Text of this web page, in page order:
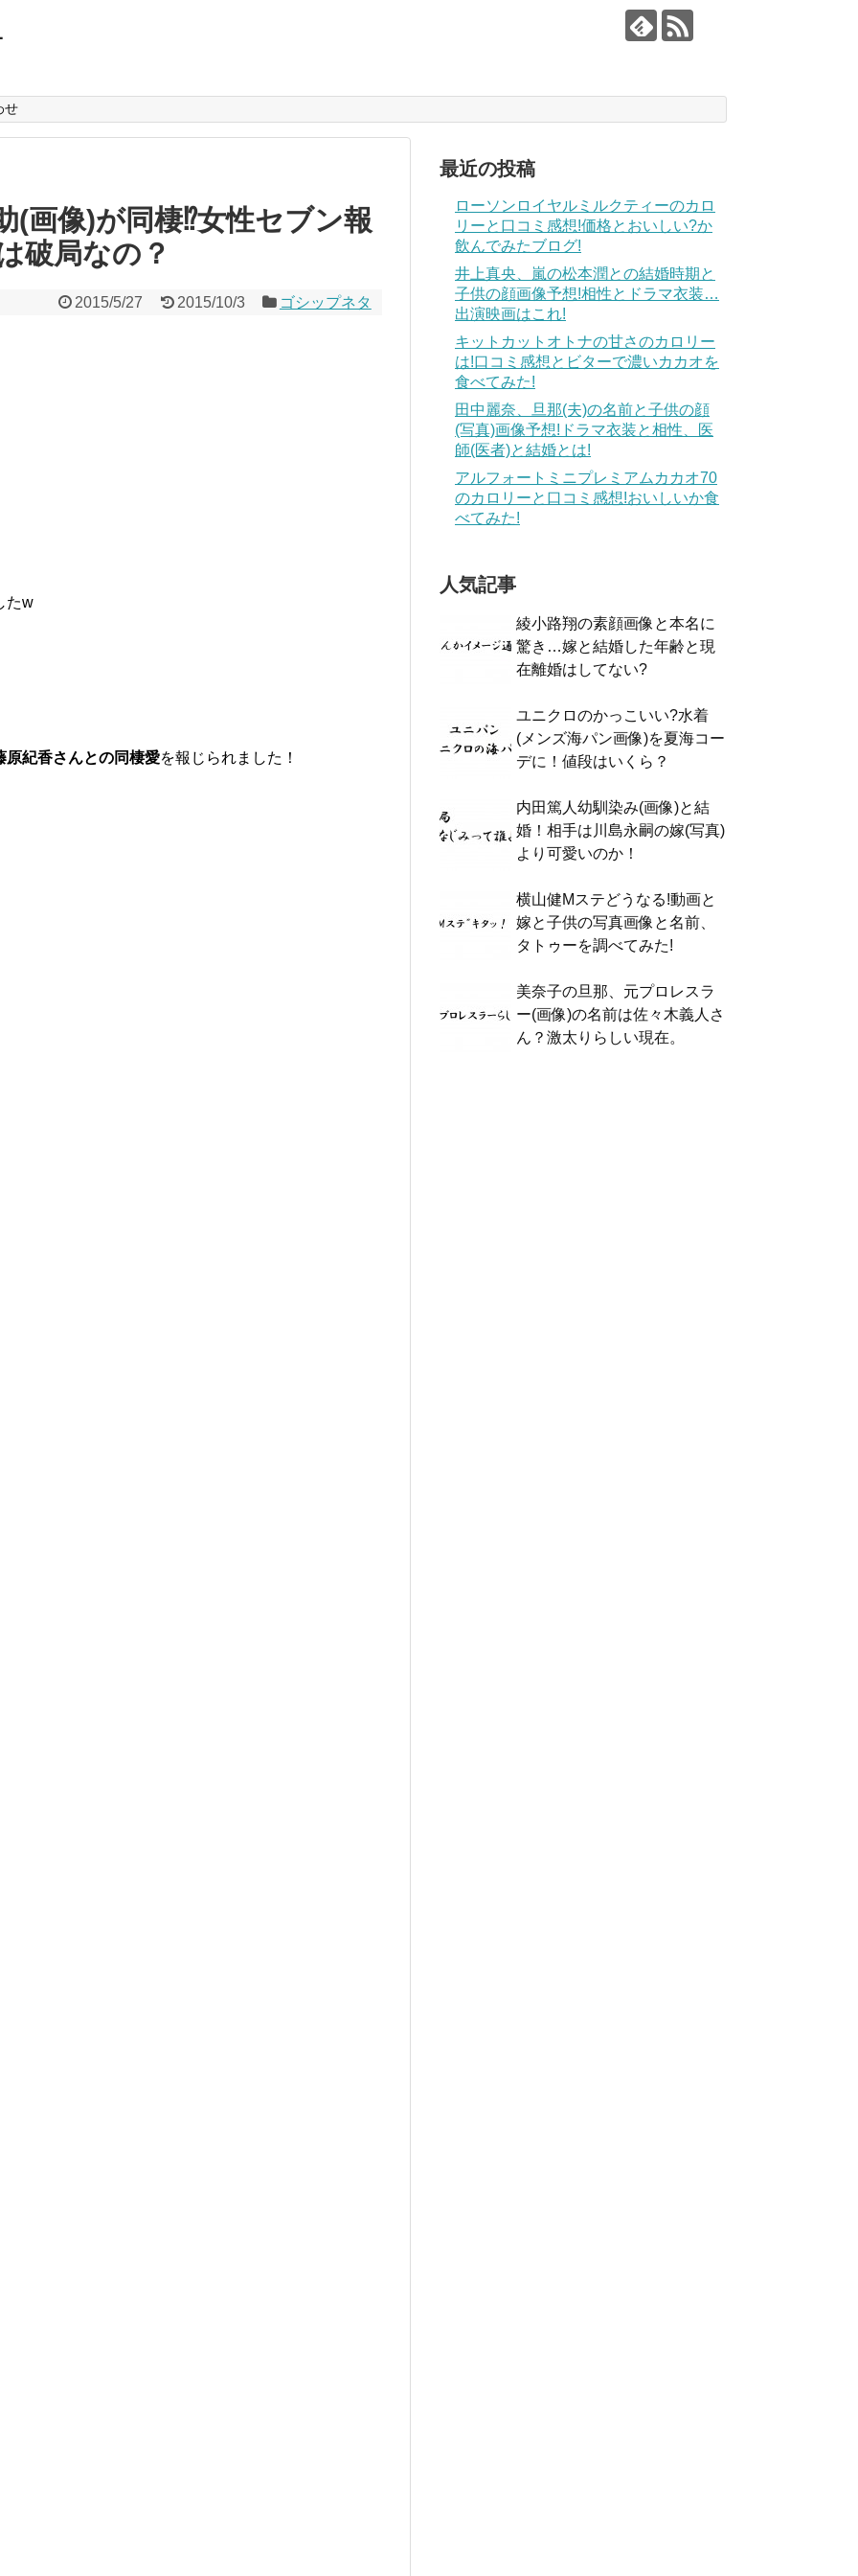
せ
(画像)が同棲⁉︎女性セブン報
破局なの？
2015/5/27 2015/10/3 ゴシップネタ
たw
原紀香さんとの同棲愛を報じられました！
最近の投稿
ローソンロイヤルミルクティーのカロ
リーと口コミ感想!価格とおいしい?か
飲んでみたブログ!
井上真央、嵐の松本潤との結婚時期と
子供の顔画像予想!相性とドラマ衣装…
出演映画はこれ!
キットカットオトナの甘さのカロリー
は!口コミ感想とビターで濃いカカオを
食べてみた!
田中麗奈、旦那(夫)の名前と子供の顔
(写真)画像予想!ドラマ衣装と相性、医
師(医者)と結婚とは!
アルフォートミニプレミアムカカオ70
のカロリーと口コミ感想!おいしいか食
べてみた!
人気記事
綾小路翔の素顔画像と本名に
驚き…嫁と結婚した年齢と現
在離婚はしてない?
ユニクロのかっこいい?水着
(メンズ海パン画像)を夏海コー
デに！値段はいくら？
内田篤人幼馴染み(画像)と結
婚！相手は川島永嗣の嫁(写真)
より可愛いのか！
横山健Mステどうなる!動画と
嫁と子供の写真画像と名前、
タトゥーを調べてみた!
美奈子の旦那、元プロレスラ
ー(画像)の名前は佐々木義人さ
ん？激太りらしい現在。